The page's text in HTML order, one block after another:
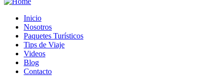
Inicio
Nosotros
Paquetes Turísticos
Tips de Viaje
Videos
Blog
Contacto